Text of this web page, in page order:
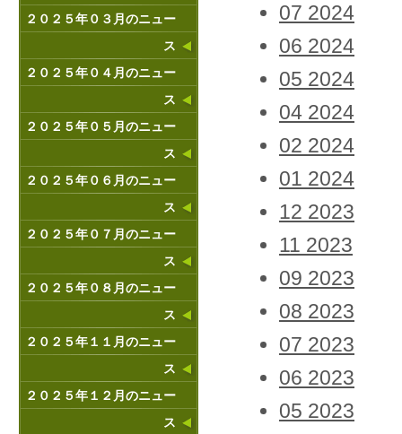
２０２５年０３月のニュー
ス
２０２５年０４月のニュー
ス
２０２５年０５月のニュー
ス
２０２５年０６月のニュー
ス
２０２５年０７月のニュー
ス
２０２５年０８月のニュー
ス
２０２５年１１月のニュー
ス
２０２５年１２月のニュー
ス
07 2024
06 2024
05 2024
04 2024
02 2024
01 2024
12 2023
11 2023
09 2023
08 2023
07 2023
06 2023
05 2023